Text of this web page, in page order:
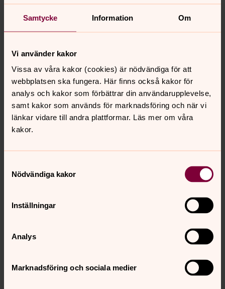
Samtycke Information Om
Vi använder kakor
Vissa av våra kakor (cookies) är nödvändiga för att
webbplatsen ska fungera. Här finns också kakor för
analys och kakor som förbättrar din användarupplevelse,
samt kakor som används för marknadsföring och när vi
länkar vidare till andra plattformar. Läs mer om våra
kakor.
Nödvändiga kakor
Inställningar
Analys
Marknadsföring och sociala medier